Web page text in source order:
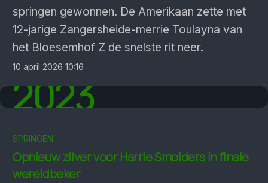
springen gewonnen. De Amerikaan zette met
12-jarige Zangersheide-merrie Toulayna van
het Bloesemhof Z de snelste rit neer.
10 april 2026 10:16
2023
SPRINGEN
Opnieuw zilver voor Harrie Smolders in finale
wereldbeker